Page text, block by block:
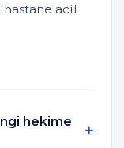
acil
hekime